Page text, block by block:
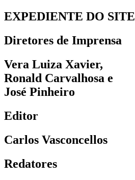
EXPEDIENTE DO SITE
Diretores de Imprensa
Vera Luiza Xavier,
Ronald Carvalhosa e
José Pinheiro
Editor
Carlos Vasconcellos
Redatores